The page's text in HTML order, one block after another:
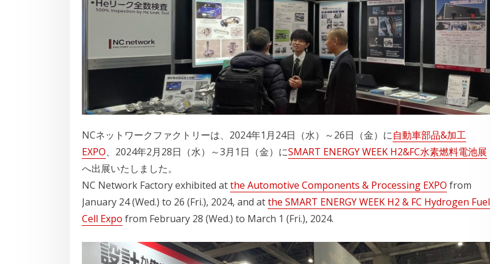
NCネットワークファクトリーは、2024年1月24日（水）～26日（金）に自動車部品&加工
EXPO、2024年2月28日（水）～3月1日（金）にSMART ENERGY WEEK H2&FC水素燃料電池展
へ出展いたしました。
NC Network Factory exhibited atthe Automotive Components & Processing EXPO from
January 24 (Wed.) to 26 (Fri.), 2024, and atthe SMART ENERGY WEEK H2 & FC Hydrogen Fuel
Cell Expo from February 28 (Wed.) to March 1 (Fri.), 2024.